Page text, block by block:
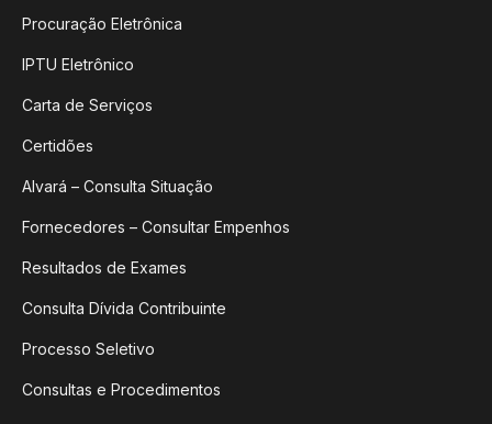
Procuração Eletrônica
IPTU Eletrônico
Carta de Serviços
Certidões
Alvará – Consulta Situação
Fornecedores – Consultar Empenhos
Resultados de Exames
Consulta Dívida Contribuinte
Processo Seletivo
Consultas e Procedimentos